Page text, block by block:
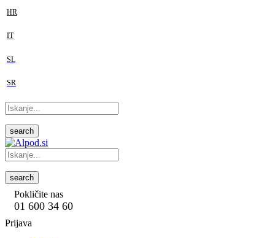
HR
IT
SL
SR
search
search
Pokličite nas
01 600 34 60
Prijava